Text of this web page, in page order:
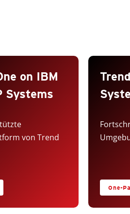
on IBM
Systems
von Trend
One-